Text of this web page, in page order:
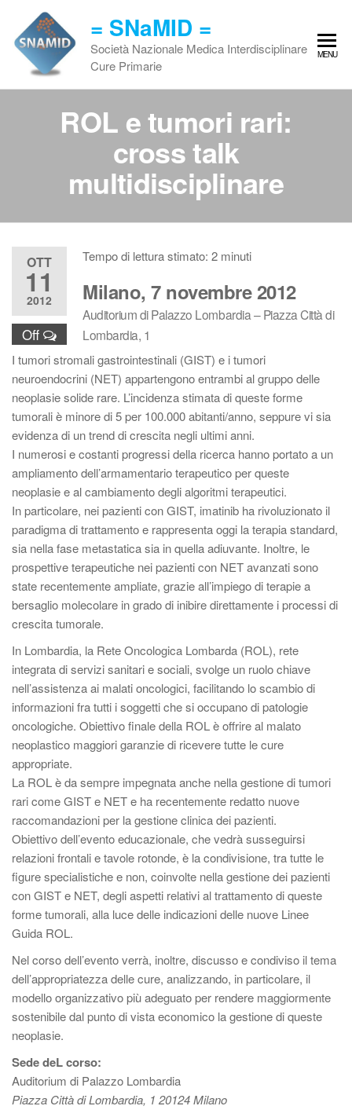
contenuto
= SNaMID =
Società Nazionale Medica Interdisciplinare
Cure Primarie
MENU
ROL e tumori rari:
cross talk
multidisciplinare
OTT
11
2012
Off
Tempo di lettura stimato: 2 minuti
Milano, 7 novembre 2012
Auditorium di Palazzo Lombardia – Piazza Città di
Lombardia, 1
I tumori stromali gastrointestinali (GIST) e i tumori
neuroendocrini (NET) appartengono entrambi al gruppo delle
neoplasie solide rare. L’incidenza stimata di queste forme
tumorali è minore di 5 per 100.000 abitanti/anno, seppure vi sia
evidenza di un trend di crescita negli ultimi anni.
I numerosi e costanti progressi della ricerca hanno portato a un
ampliamento dell’armamentario terapeutico per queste
neoplasie e al cambiamento degli algoritmi terapeutici.
In particolare, nei pazienti con GIST, imatinib ha rivoluzionato il
paradigma di trattamento e rappresenta oggi la terapia standard,
sia nella fase metastatica sia in quella adiuvante. Inoltre, le
prospettive terapeutiche nei pazienti con NET avanzati sono
state recentemente ampliate, grazie all’impiego di terapie a
bersaglio molecolare in grado di inibire direttamente i processi di
crescita tumorale.
In Lombardia, la Rete Oncologica Lombarda (ROL), rete
integrata di servizi sanitari e sociali, svolge un ruolo chiave
nell’assistenza ai malati oncologici, facilitando lo scambio di
informazioni fra tutti i soggetti che si occupano di patologie
oncologiche. Obiettivo finale della ROL è offrire al malato
neoplastico maggiori garanzie di ricevere tutte le cure
appropriate.
La ROL è da sempre impegnata anche nella gestione di tumori
rari come GIST e NET e ha recentemente redatto nuove
raccomandazioni per la gestione clinica dei pazienti.
Obiettivo dell’evento educazionale, che vedrà susseguirsi
relazioni frontali e tavole rotonde, è la condivisione, tra tutte le
figure specialistiche e non, coinvolte nella gestione dei pazienti
con GIST e NET, degli aspetti relativi al trattamento di queste
forme tumorali, alla luce delle indicazioni delle nuove Linee
Guida ROL.
Nel corso dell’evento verrà, inoltre, discusso e condiviso il tema
dell’appropriatezza delle cure, analizzando, in particolare, il
modello organizzativo più adeguato per rendere maggiormente
sostenibile dal punto di vista economico la gestione di queste
neoplasie.
Sede deL corso:
Auditorium di Palazzo Lombardia
Piazza Città di Lombardia, 1 20124 Milano